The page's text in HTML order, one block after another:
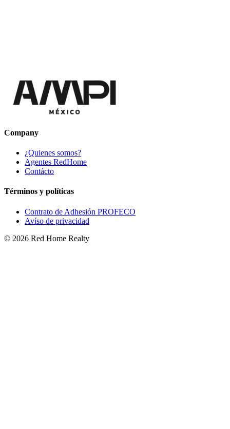
Company
¿Quienes somos?
Agentes RedHome
Contácto
Términos y políticas
Contrato de Adhesión PROFECO
Avíso de privacidad
© 2026 Red Home Realty